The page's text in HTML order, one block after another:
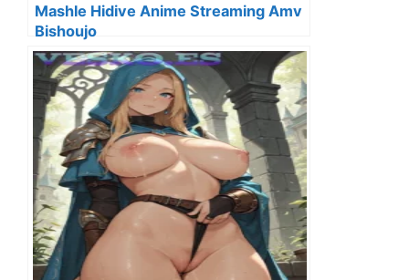
Mashle Hidive Anime Streaming Amv
Bishoujo